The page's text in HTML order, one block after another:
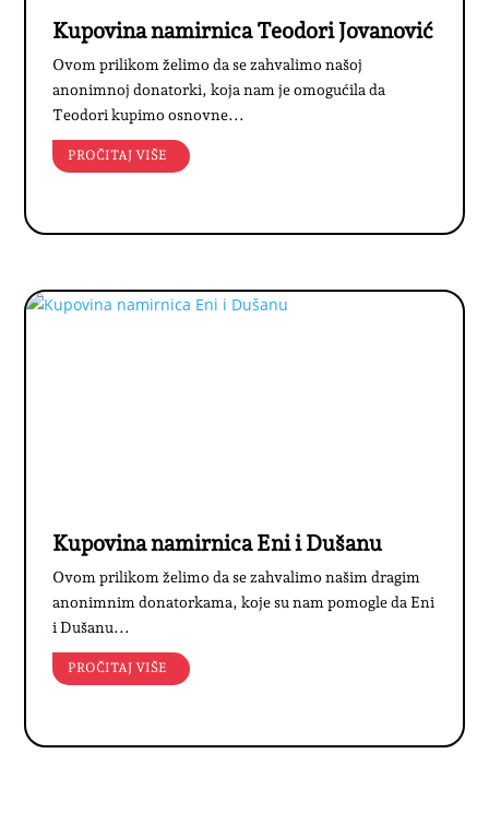
Kupovina namirnica Teodori Jovanović
Ovom prilikom želimo da se zahvalimo našoj
anonimnoj donatorki, koja nam je omogućila da
Teodori kupimo osnovne...
PROČITAJ VIŠE
Kupovina namirnica Eni i Dušanu
Ovom prilikom želimo da se zahvalimo našim dragim
anonimnim donatorkama, koje su nam pomogle da Eni
i Dušanu...
PROČITAJ VIŠE